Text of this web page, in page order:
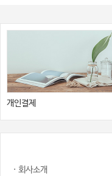
개인결제
· 회사소개